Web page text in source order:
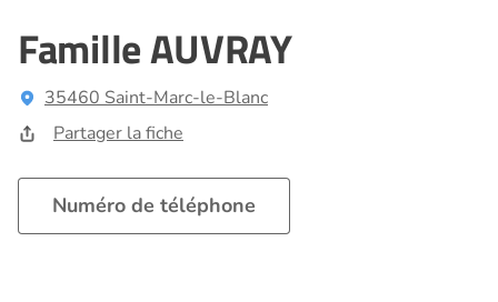
Famille AUVRAY
35460 Saint-Marc-le-Blanc
Partager la fiche
Numéro de téléphone